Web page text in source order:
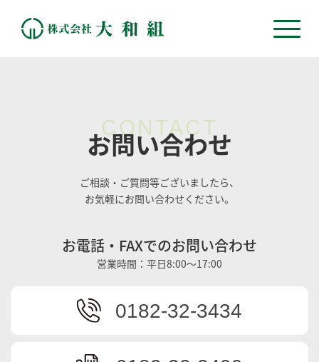
お問い合わせ
CONTACT
ご相談・ご質問等ございましたら、
お気軽にお問い合わせください。
お電話・FAXでのお問い合わせ
営業時間：平日8:00～17:00
0182-32-3434